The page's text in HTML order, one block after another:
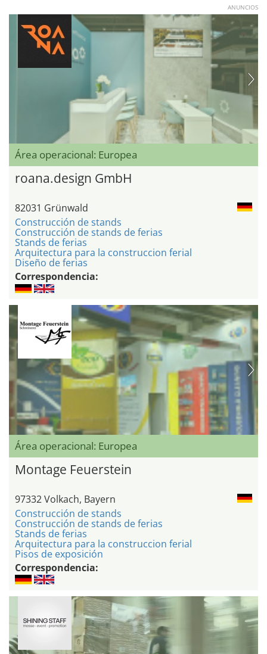
ANUNCIOS
Área operacional: Europea
roana.design GmbH
82031 Grünwald
Construcción de stands
Construcción de stands de ferias
Stands de ferias
Arquitectura para la construccion ferial
Diseño de ferias
Correspondencia:
Área operacional: Europea
Montage Feuerstein
97332 Volkach, Bayern
Construcción de stands
Construcción de stands de ferias
Stands de ferias
Arquitectura para la construccion ferial
Pisos de exposición
Correspondencia: